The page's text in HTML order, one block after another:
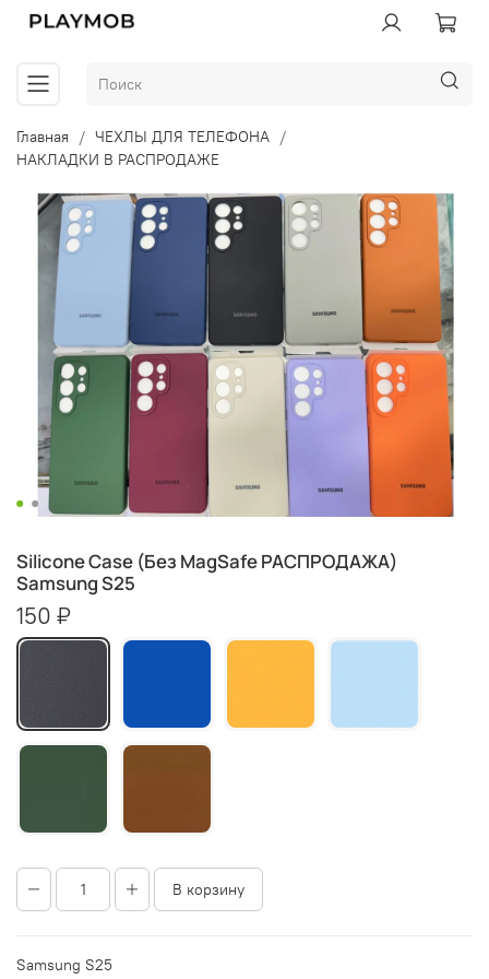
Главная
ЧЕХЛЫ ДЛЯ ТЕЛЕФОНА
НАКЛАДКИ В РАСПРОДАЖЕ
Silicone Case (Без MagSafe РАСПРОДАЖА)
Samsung S25
150 ₽
В корзину
Samsung S25